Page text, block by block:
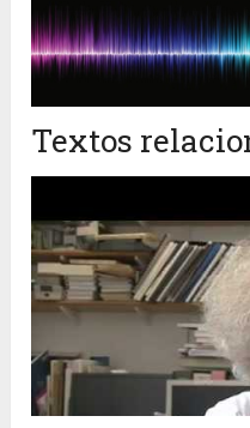
Textos